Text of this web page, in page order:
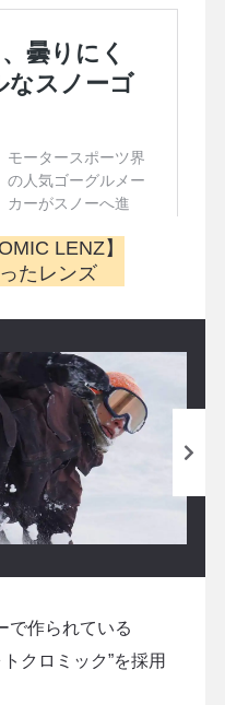
LENZ】
たレンズ
で作られている
クロミック”を採用